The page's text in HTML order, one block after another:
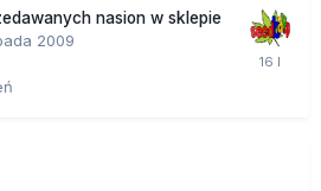
nasion w sklepie
2009